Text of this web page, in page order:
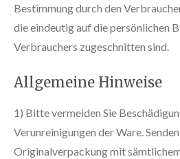
Bestimmung durch den
die eindeutig auf die persönlichen
Verbrauchers zugeschnitten sind.
Allgemeine Hinweise
1) Bitte vermeiden Sie
Verunreinigungen der Ware.
Originalverpackung mit